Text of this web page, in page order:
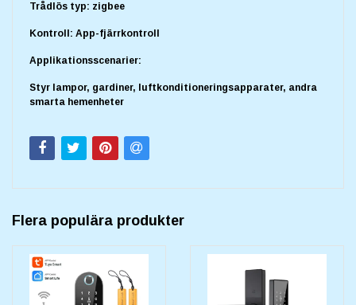
Trådlös typ: zigbee
Kontroll: App-fjärrkontroll
Applikationsscenarier:
Styr lampor, gardiner, luftkonditioneringsapparater, andra
smarta hemenheter
Flera populära produkter